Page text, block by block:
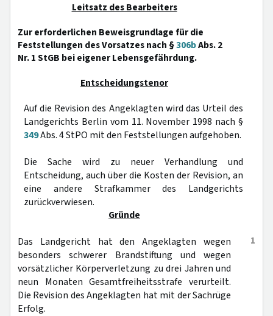
Leitsatz des Bearbeiters
Zur erforderlichen Beweisgrundlage für die
Feststellungen des Vorsatzes nach §306bAbs. 2
Nr. 1 StGB bei eigener Lebensgefährdung.
Entscheidungstenor
Auf die Revision des Angeklagten wird das Urteil des
Landgerichts Berlin vom 11. November 1998 nach §
349Abs. 4 StPO mit den Feststellungen aufgehoben.
Die Sache wird zu neuer Verhandlung und
Entscheidung, auch über die Kosten der Revision, an
eine andere Strafkammer des Landgerichts
zurückverwiesen.
Gründe
1
Das Landgericht hat den Angeklagten wegen
besonders schwerer Brandstiftung und wegen
vorsätzlicher Körperverletzung zu drei Jahren und
neun Monaten Gesamtfreiheitsstrafe verurteilt.
Die Revision des Angeklagten hat mit der Sachrüge
Erfolg.